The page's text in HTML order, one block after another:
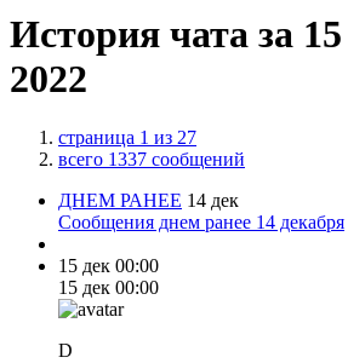
История чата за
2022
страница 1 из 27
всего 1337 сообщений
ДНЕМ РАНЕЕ 14 дек
Сообщения днем ранее 14 декабря
15 дек 00:00
15 дек 00:00
D